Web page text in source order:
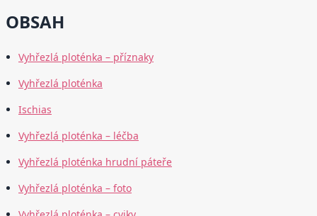
OBSAH
Vyhřezlá ploténka – příznaky
Vyhřezlá ploténka
Ischias
Vyhřezlá ploténka – léčba
Vyhřezlá ploténka hrudní páteře
Vyhřezlá ploténka – foto